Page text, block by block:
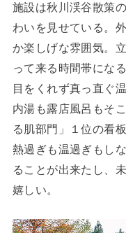
施設は秋川渓谷散策
わいを見せている。
か楽しげな雰囲気。
って来る時間帯にな
目をくれず真っ直ぐ
内湯も露店風呂もそ
る肌部門」１位の看
熱過ぎも温過ぎもし
ることが出来たし、
嬉しい。